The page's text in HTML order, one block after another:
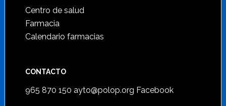
Centro de salud
Farmacia
Calendario farmacias
CONTACTO
965 870 150 ayto@polop.org Facebook